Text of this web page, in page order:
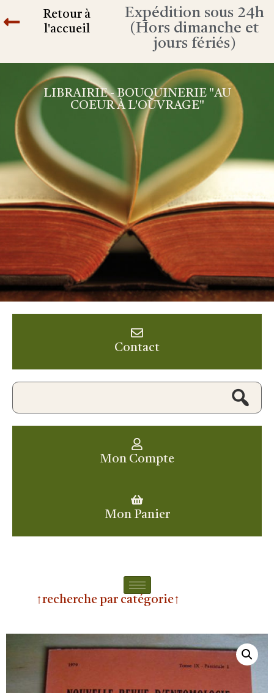
Retour à
l'accueil
Expédition sous 24h
(Hors dimanche et
jours fériés)
LIBRAIRIE - BOUQUINERIE "AU
COEUR À L'OUVRAGE"
Contact
Mon Compte
Mon Panier
↑recherche par catégorie↑